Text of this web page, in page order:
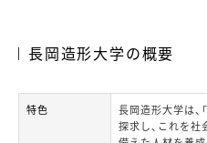
長岡造形大学の概要
特色
長岡造形大学は、
探求し、これを